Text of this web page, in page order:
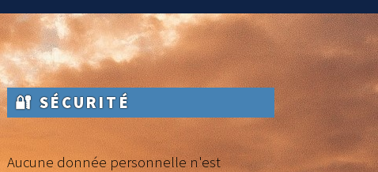
🔐 SÉCURITÉ
Aucune donnée personnelle n'est